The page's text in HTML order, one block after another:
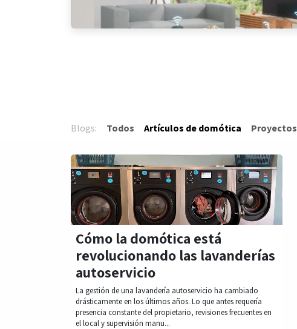
Blogs: Todos Artículos de domótica Proyectos
Cómo la domótica está
revolucionando las lavanderías
autoservicio
La gestión de una lavandería autoservicio ha cambiado
drásticamente en los últimos años. Lo que antes requería
presencia constante del propietario, revisiones frecuentes en
el local y supervisión manu...